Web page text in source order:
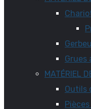
Grues
MATÉRIEL
Outils